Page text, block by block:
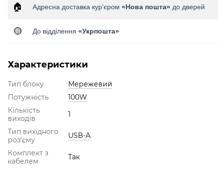
🏠 Адресна доставка кур'єром «Нова пошта» до дверей
🟡 До відділення «Укрпошта»
Характеристики
Тип блоку
Мережевий
Потужність
100W
Кількість
виходів
1
Тип вихідного
роз'єму
USB-A
Комплект з
кабелем
Так